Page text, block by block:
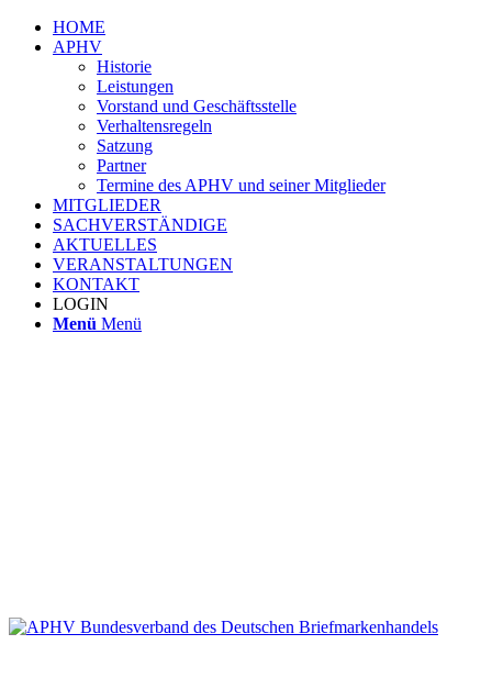
HOME
APHV
Historie
Leistungen
Vorstand und Geschäftsstelle
Verhaltensregeln
Satzung
Partner
Termine des APHV und seiner Mitglieder
MITGLIEDER
SACHVERSTÄNDIGE
AKTUELLES
VERANSTALTUNGEN
KONTAKT
LOGIN
Menü Menü